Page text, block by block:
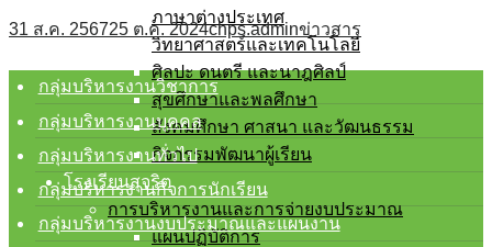
ภาษาต่างประเทศ
วิทยาศาสตร์และเทคโนโลยี
ศิลปะ ดนตรี และนาฎศิลป์
สุขศึกษาและพลศึกษา
สังคมศึกษา ศาสนา และวัฒนธรรม
กิจกรรมพัฒนาผู้เรียน
โรงเรียนสุจริต
การบริหารงานและการจ่ายงบประมาณ
แผนปฏิบัติการ
31 ส.ค. 256725 ต.ค. 2024chps.adminข่าวสาร
กลุ่มบริหารงานวิชาการ
กลุ่มบริหารงานบุคคล
กลุ่มบริหารงานทั่วไป
กลุ่มบริหารงานกิจการนักเรียน
กลุ่มบริหารงานงบประมาณและแผนงาน